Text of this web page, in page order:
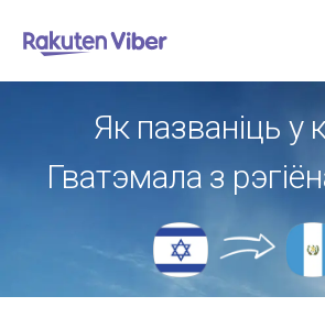
Як пазваніць у
Гватэмала з